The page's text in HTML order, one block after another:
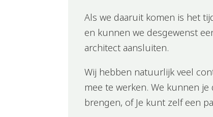
Als we daaruit komen is het
en kunnen we desgewenst
architect aansluiten.
Wij hebben natuurlijk veel
mee te werken. We kunnen
brengen, of Je kunt zelf een